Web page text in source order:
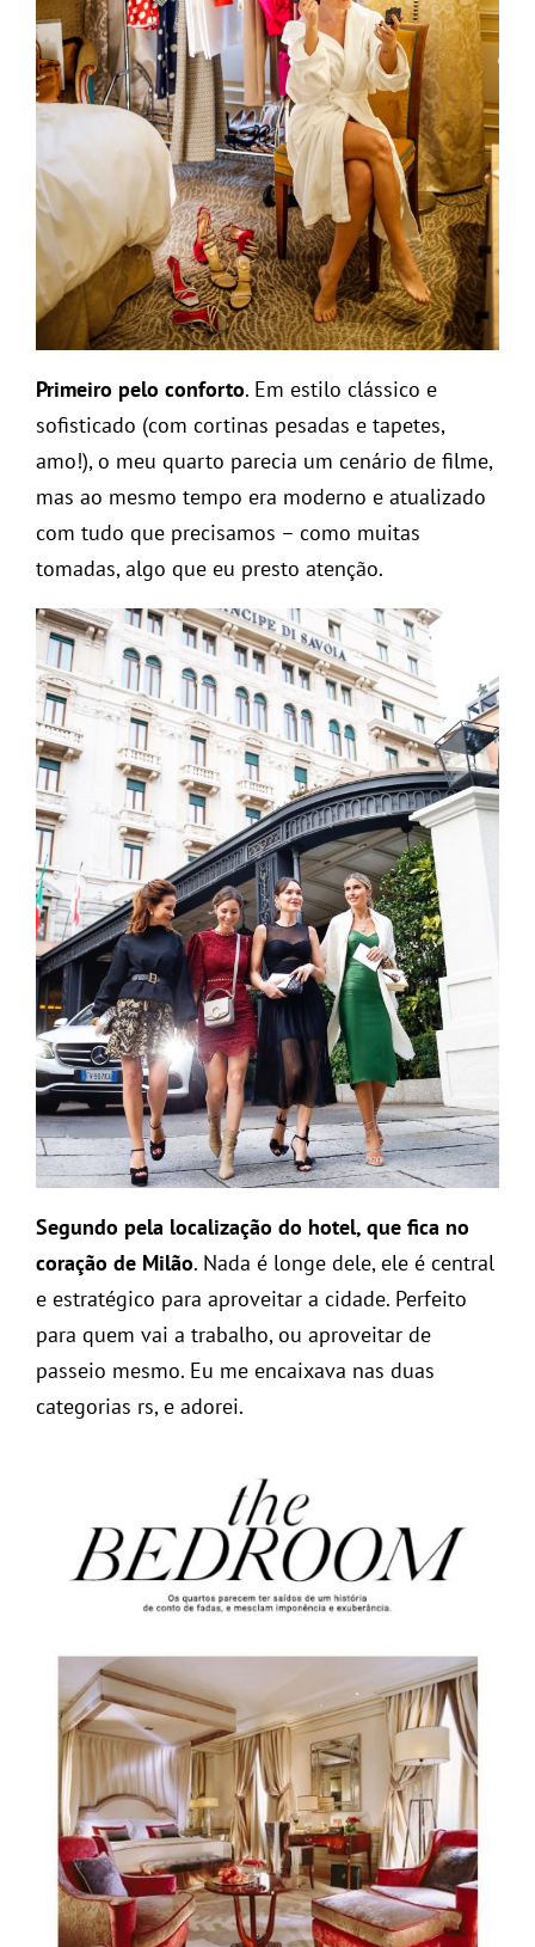
Primeiro pelo conforto. Em estilo clássico e
sofisticado (com cortinas pesadas e tapetes,
amo!), o meu quarto parecia um cenário de filme,
mas ao mesmo tempo era moderno e atualizado
com tudo que precisamos – como muitas
tomadas, algo que eu presto atenção.
Segundo pela localização do hotel, que fica no
coração de Milão. Nada é longe dele, ele é central
e estratégico para aproveitar a cidade. Perfeito
para quem vai a trabalho, ou aproveitar de
passeio mesmo. Eu me encaixava nas duas
categorias rs, e adorei.